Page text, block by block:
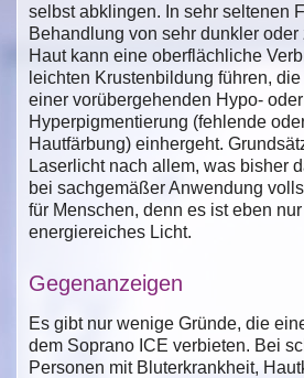
selbst abklingen. In sehr seltenen
Behandlung von sehr dunkler
Haut kann eine oberflächliche
leichten Krustenbildung führen,
einer vorübergehenden Hypo- oder
Hyperpigmentierung (fehlende
Hautfärbung) einhergeht.
Laserlicht nach allem, was bisher
bei sachgemäßer Anwendung
für Menschen, denn es ist eben
energiereiches Licht.
Gegenanzeigen
Es gibt nur wenige Gründe, die
dem Soprano ICE verbieten. Bei
Personen mit Bluterkrankheit,